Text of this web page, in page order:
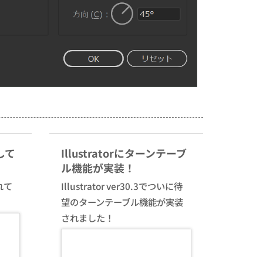
て
て
Illustratorにターンテーブ
ル機能が実装！
Illustrator ver30.3でついに待
望のターンテーブル機能が実装
されました！